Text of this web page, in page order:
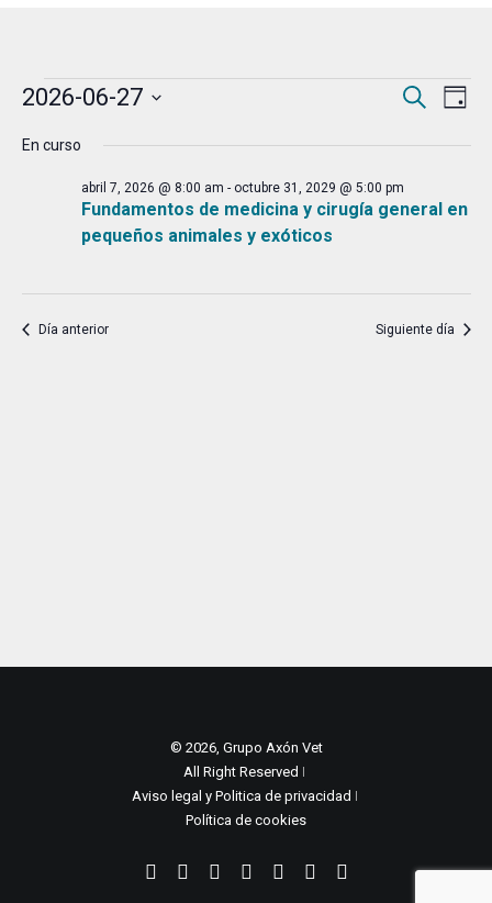
Eventos
en
junio
2026
de
y
de
Buscar
Día
2026-06-27
la
En curso
Fundamentos de medicina y cirugía general en
pequeños animales y exóticos
abril 7, 2026 @ 8:00 am - octubre 31, 2029 @ 5:00 pm
Día anterior Siguiente día
© 2026, Grupo Axón Vet
All Right Reserved ǀ
Aviso legal y Politica de privacidad ǀ
Política de cookies